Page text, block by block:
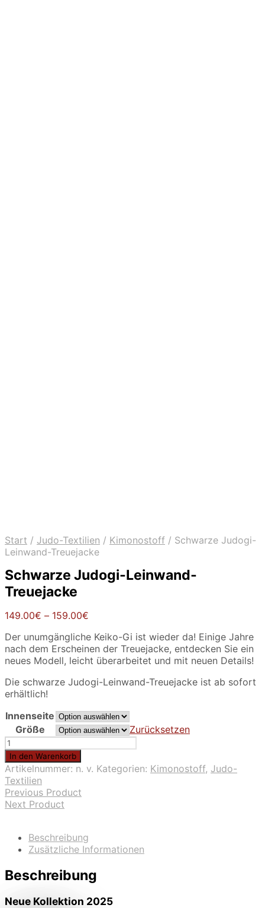
Start / Judo-Textilien / Kimonostoff / Schwarze Judogi-
Leinwand-Treuejacke
Schwarze Judogi-Leinwand-
Treuejacke
149.00€ – 159.00€
bis
159.00€
Der unumgängliche Keiko-Gi ist wieder da! Einige Jahre
nach dem Erscheinen der Treuejacke, entdecken Sie ein
neues Modell, leicht überarbeitet und mit neuen Details!
Die schwarze Judogi-Leinwand-Treuejacke ist ab sofort
erhältlich!
Innenseite
Größe
Zurücksetzen
Schwarze
Judogi-
Leinwand-
Treuejacke
Menge
In den Warenkorb
Artikelnummer: n. v. Kategorien: Kimonostoff, Judo-
Textilien
Previous Product
Next Product
Beschreibung
Zusätzliche Informationen
Beschreibung
Neue Kollektion 2025